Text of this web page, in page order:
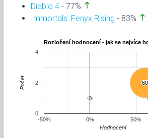
Diablo 4 - 77% north
Immortals: Fenyx Rising - 83% north
Rozložení hodnocení - jak se nejvíce
60
60
0
0
-50% 0% 50%
0
2
4
Hodnocení
Počet